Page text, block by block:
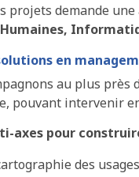
projets demande
Humaines,
en
au plus
pouvant intervenir
axes pour
des